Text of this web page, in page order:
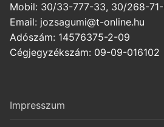
Mobil: 30/33-777-33, 30/268-
Email: jozsagumi@t-online.hu
Adószám: 14576375-2-09
Cégjegyzékszám: 09-09-016102
Impresszum